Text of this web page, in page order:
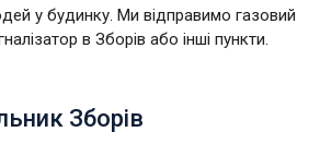
у будинку. Ми відправимо газовий
в Зборів або інші пункти.
Зборів